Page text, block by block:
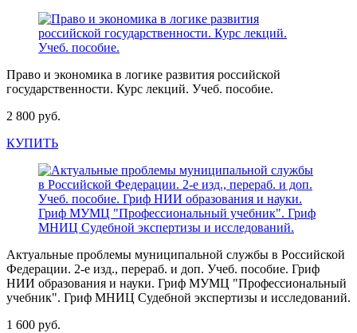
Право и экономика в логике развития российской
государственности. Курс лекций. Учеб. пособие.
2 800 руб.
КУПИТЬ
Актуальные проблемы муниципальной службы в Российской
Федерации. 2-е изд., перераб. и доп. Учеб. пособие. Гриф
НИИ образования и науки. Гриф МУМЦ "Профессиональный
учебник". Гриф МНИЦ Судебной экспертизы и исследований.
1 600 руб.